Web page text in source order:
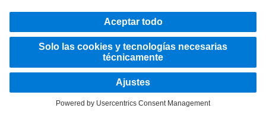
Protección de datos
EU Data Act
Ley de Servicios Digitales